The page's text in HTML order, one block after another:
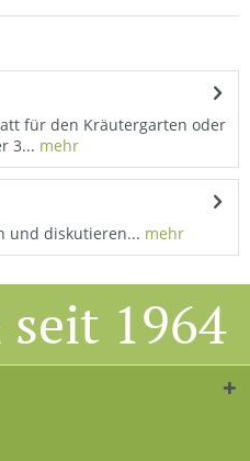
für den Kräutergarten oder
3... mehr
und diskutieren... mehr
1964